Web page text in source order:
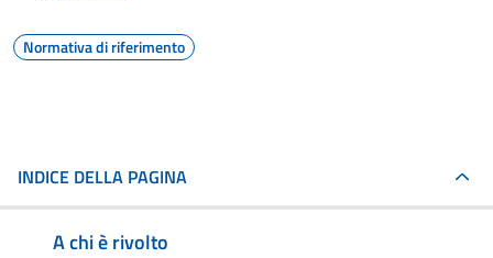
Normativa di riferimento
INDICE DELLA PAGINA
A chi è rivolto